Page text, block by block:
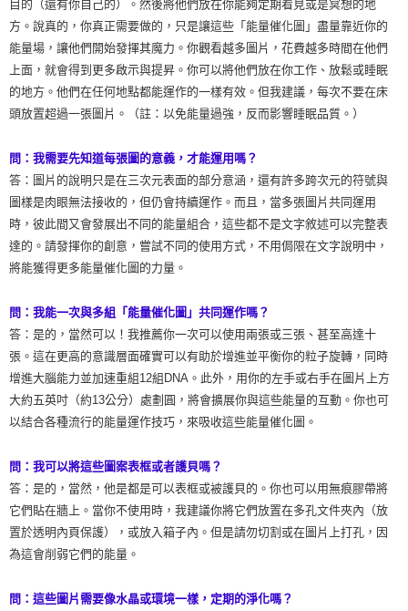
目的（還有你自己的）。然後將他們放在你能夠定期看見或是冥想的地
方。說真的，你真正需要做的，只是讓這些「能量催化圖」盡量靠近你的
能量場，讓他們開始發揮其魔力。你觀看越多圖片，花費越多時間在他們
上面，就會得到更多啟示與提昇。你可以將他們放在你工作、放鬆或睡眠
的地方。他們在任何地點都能運作的一樣有效。但我建議，每次不要在床
頭放置超過一張圖片。（註：以免能量過強，反而影響睡眠品質。）
問：我需要先知道每張圖的意義，才能運用嗎？
答：圖片的說明只是在三次元表面的部分意涵，還有許多跨次元的符號與
圖樣是肉眼無法接收的，但仍會持續運作。而且，當多張圖片共同運用
時，彼此間又會發展出不同的能量組合，這些都不是文字敘述可以完整表
達的。請發揮你的創意，嘗試不同的使用方式，不用侷限在文字說明中，
將能獲得更多能量催化圖的力量。
問：我能一次與多組「能量催化圖」共同運作嗎？
答：是的，當然可以！我推薦你一次可以使用兩張或三張、甚至高達十
張。這在更高的意識層面確實可以有助於增進並平衡你的粒子旋轉，同時
增進大腦能力並加速重組12組DNA。此外，用你的左手或右手在圖片上方
大約五英吋（約13公分）處劃圓，將會擴展你與這些能量的互動。你也可
以結合各種流行的能量運作技巧，來吸收這些能量催化圖。
問：我可以將這些圖案表框或者護貝嗎？
答：是的，當然，他是都是可以表框或被護貝的。你也可以用無痕膠帶將
它們貼在牆上。當你不使用時，我建議你將它們放置在多孔文件夾內（放
置於透明內頁保護），或放入箱子內。但是請勿切割或在圖片上打孔，因
為這會削弱它們的能量。
問：這些圖片需要像水晶或環境一樣，定期的淨化嗎？